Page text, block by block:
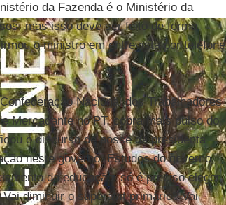
da Fazenda é o Ministério da
mas isso deve ser feito de forma
o ministro em entrevista por telefone
Nacional dos Trabalhadores
Mercadante no PT, cobra mais pulso do
o discurso de posse da presidenta
neste governo. Estudos do governo
da educação, só é preciso eleger
diminuir o superávit primário? Vai